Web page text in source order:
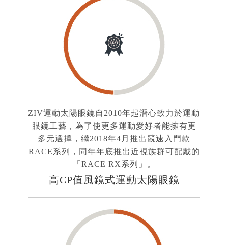
ZIV運動太陽眼鏡自2010年起潛心致力於運動
眼鏡工藝，為了使更多運動愛好者能擁有更
多元選擇，繼2018年4月推出競速入門款
RACE系列，同年年底推出近視族群可配戴的
「RACE RX系列」。
高CP值風鏡式運動太陽眼鏡